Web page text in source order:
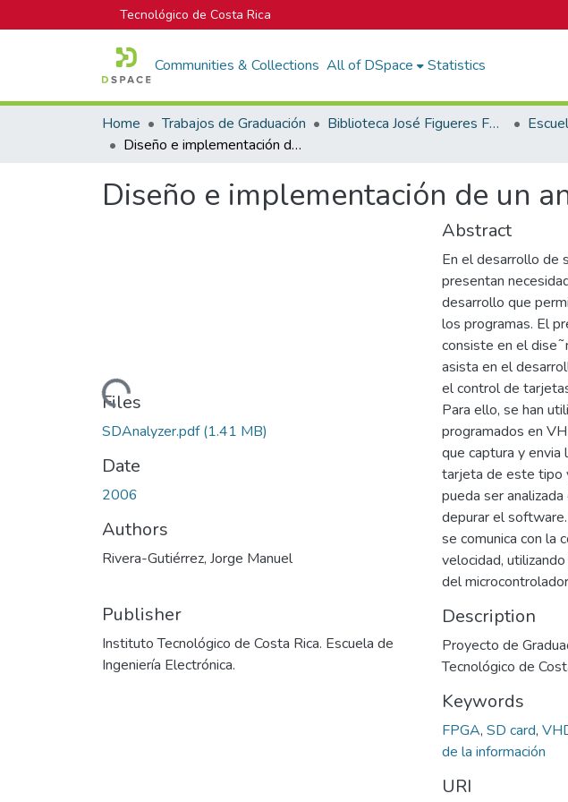
Tecnológico de Costa Rica
Communities & Collections All of DSpace Statistics
Home Trabajos de Graduación Biblioteca José Figueres Ferrer
Diseño e implementación de un analizador de bus Secure Digital
Diseño e implementación de un
Loading...
Files
SDAnalyzer.pdf(1.41 MB)
Date
2006
Authors
Rivera-Gutiérrez, Jorge Manuel
Publisher
Instituto Tecnológico de Costa Rica. Escuela de
Ingeniería Electrónica.
Abstract
En el desarrollo de
presentan
desarrollo que
los programas. El
consiste en el
asista en el
el control de
Para ello, se han
programados en
que captura y envia
tarjeta de este tipo
pueda ser
depurar el
se comunica con la
velocidad,
del
Description
Proyecto de
Tecnológico de
Keywords
FPGA, SD card,
de la información
URI